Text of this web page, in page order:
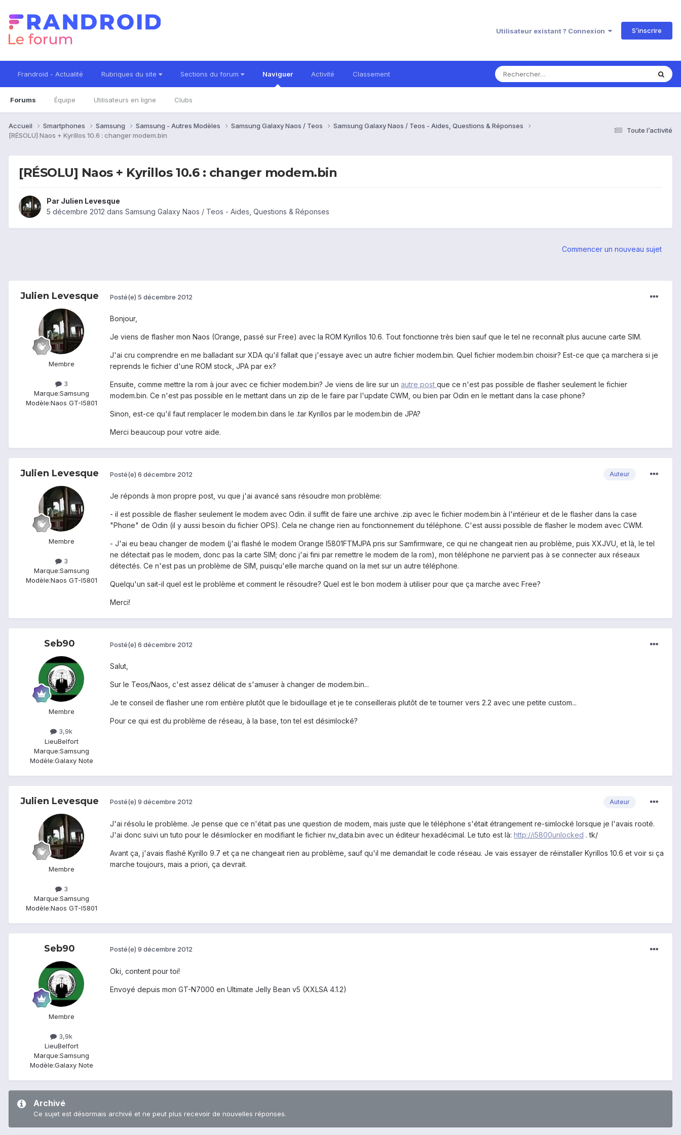
Utilisateur existant ? Connexion S’inscrire
Frandroid - Actualité Rubriques du site Sections du forum Naviguer
Forums Équipe Utilisateurs en ligne Clubs
Activité Classement
Toute l’activité
Accueil Smartphones Samsung Samsung - Autres Modèles Samsung Galaxy Naos / Teos
Samsung Galaxy Naos / Teos - Aides, Questions & Réponses
[RÉSOLU] Naos + Kyrillos 10.6 : changer modem.bin
[RÉSOLU] Naos + Kyrillos 10.6 : changer modem.bin
Par Julien Levesque
5 décembre 2012 dans Samsung Galaxy Naos / Teos - Aides, Questions & Réponses
Commencer un nouveau sujet
Julien Levesque
Membre
3
Marque:Samsung
Modèle:Naos GT-I5801
Posté(e) 5 décembre 2012
Bonjour,
Je viens de flasher mon Naos (Orange, passé sur Free) avec la ROM Kyrillos 10.6. Tout fonctionne très bien sauf que le tel ne reconnaît plus aucune carte SIM.
J'ai cru comprendre en me balladant sur XDA qu'il fallait que j'essaye avec un autre fichier modem.bin. Quel fichier modem.bin choisir? Est-ce que ça marchera si je
reprends le fichier d'une ROM stock, JPA par ex?
Ensuite, comme mettre la rom à jour avec ce fichier modem.bin? Je viens de lire sur un autre post que ce n'est pas possible de flasher seulement le fichier
modem.bin. Ce n'est pas possible en le mettant dans un zip de le faire par l'update CWM, ou bien par Odin en le mettant dans la case phone?
Sinon, est-ce qu'il faut remplacer le modem.bin dans le .tar Kyrillos par le modem.bin de JPA?
Merci beaucoup pour votre aide.
Julien Levesque
Membre
3
Marque:Samsung
Modèle:Naos GT-I5801
Auteur
Posté(e) 6 décembre 2012
Je réponds à mon propre post, vu que j'ai avancé sans résoudre mon problème:
- il est possible de flasher seulement le modem avec Odin. il suffit de faire une archive .zip avec le fichier modem.bin à l'intérieur et de le flasher dans la case
"Phone" de Odin (il y aussi besoin du fichier OPS). Cela ne change rien au fonctionnement du téléphone. C'est aussi possible de flasher le modem avec CWM.
- J'ai eu beau changer de modem (j'ai flashé le modem Orange I5801FTMJPA pris sur Samfirmware, ce qui ne changeait rien au problème, puis XXJVU, et là, le tel
ne détectait pas le modem, donc pas la carte SIM; donc j'ai fini par remettre le modem de la rom), mon téléphone ne parvient pas à se connecter aux réseaux
détectés. Ce n'est pas un problème de SIM, puisqu'elle marche quand on la met sur un autre téléphone.
Quelqu'un sait-il quel est le problème et comment le résoudre? Quel est le bon modem à utiliser pour que ça marche avec Free?
Merci!
Seb90
Membre
3,9k
LieuBelfort
Marque:Samsung
Modèle:Galaxy Note
Posté(e) 6 décembre 2012
Salut,
Sur le Teos/Naos, c'est assez délicat de s'amuser à changer de modem.bin...
Je te conseil de flasher une rom entière plutôt que le bidouillage et je te conseillerais plutôt de te tourner vers 2.2 avec une petite custom...
Pour ce qui est du problème de réseau, à la base, ton tel est désimlocké?
Julien Levesque
Membre
3
Marque:Samsung
Modèle:Naos GT-I5801
Auteur
Posté(e) 9 décembre 2012
J'ai résolu le problème. Je pense que ce n'était pas une question de modem, mais juste que le téléphone s'était étrangement re-simlocké lorsque je l'avais rooté.
J'ai donc suivi un tuto pour le désimlocker en modifiant le fichier nv_data.bin avec un éditeur hexadécimal. Le tuto est là: http://i5800unlocked . tk/
Avant ça, j'avais flashé Kyrillo 9.7 et ça ne changeait rien au problème, sauf qu'il me demandait le code réseau. Je vais essayer de réinstaller Kyrillos 10.6 et voir si ça
marche toujours, mais a priori, ça devrait.
Seb90
Membre
3,9k
LieuBelfort
Marque:Samsung
Modèle:Galaxy Note
Posté(e) 9 décembre 2012
Oki, content pour toi!
Envoyé depuis mon GT-N7000 en Ultimate Jelly Bean v5 (XXLSA 4.1.2)
Archivé
Ce sujet est désormais archivé et ne peut plus recevoir de nouvelles réponses.